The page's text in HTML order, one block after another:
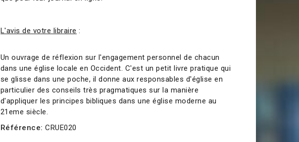
L'avis de votre libraire :
Un ouvrage de réflexion sur l'engagement personnel de chacun
dans une église locale en Occident. C'est un petit livre pratique qui
se glisse dans une poche, il donne aux responsables d'église en
particulier des conseils très pragmatiques sur la manière
d'appliquer les principes bibliques dans une église moderne au
21eme siècle.
Référence: CRUE020